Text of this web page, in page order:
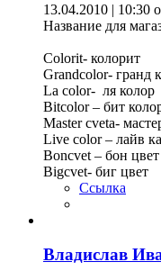
13.04.2010 | 10:30
Название для
Colorit- колорит
Grandcolor- гранд
Lа color- ля колор
Bitcolor – бит
Master cveta-
Live color – лайв
Boncvet – бон цвет
Bigcvet- биг цвет
Ссылка
Владислав